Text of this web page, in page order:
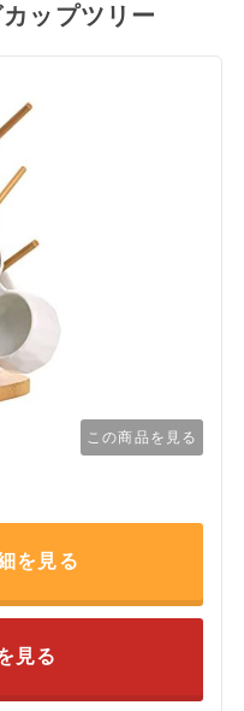
ップツリー
この商品を見る
を見る
見る